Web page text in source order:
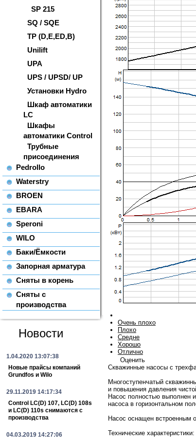
SP 215
SQ / SQE
TP (D,E,ED,B)
Unilift
UPA
UPS / UPSD/ UP
Установки Hydro
Шкаф автоматики
LC
Шкафы
автоматики Control
Трубные
присоединения
Pedrollo
Waterstry
BROEN
EBARA
Speroni
WILO
Баки/Ёмкости
Запорная арматура
Сняты в корень
Сняты с
производства
Новости
1.04.2020 13:07:38
Новые прайсы компаний
Grundfos и Wilo
29.11.2019 14:17:34
Control LC(D) 107, LC(D) 108s
и LC(D) 110s снимаются с
производства
04.03.2019 14:27:06
Очень плохо
Плохо
Средне
Хорошо
Отлично
Оценить
Скважинные насосы c
Многоступенчатый
и повышения давления
Насос полностью выполнен
насоса в горизонтальном
Насос оснащен встроенным
Технические характеристики: